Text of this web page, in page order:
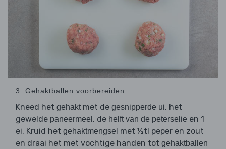
3. Gehaktballen voorbereiden
Kneed het gehaktmet de gesnipperde ui, het
gewelde paneermeel , de helft van de peterselie en 1
ei. Kruid het gehaktmengsel met ½tl peper en zout
en draai het met vochtige handen tot gehaktballen